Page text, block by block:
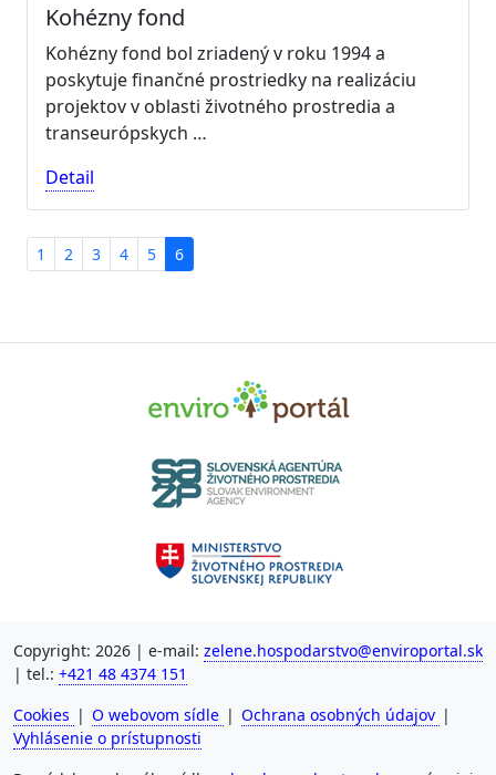
Kohézny fond
Kohézny fond bol zriadený v roku 1994 a
poskytuje finančné prostriedky na realizáciu
projektov v oblasti životného prostredia a
transeurópskych …
Detail
1 2 3 4 5 6
Copyright: 2026 | e-mail: zelene.hospodarstvo@enviroportal.sk
| tel.: +421 48 4374 151
Cookies | O webovom sídle | Ochrana osobných údajov |
Vyhlásenie o prístupnosti